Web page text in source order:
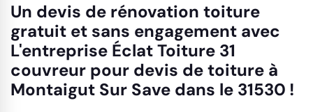
Un devis de rénovation toiture
gratuit et sans engagement avec
L'entreprise Éclat Toiture 31
couvreur pour devis de toiture à
Montaigut Sur Save dans le 31530 !